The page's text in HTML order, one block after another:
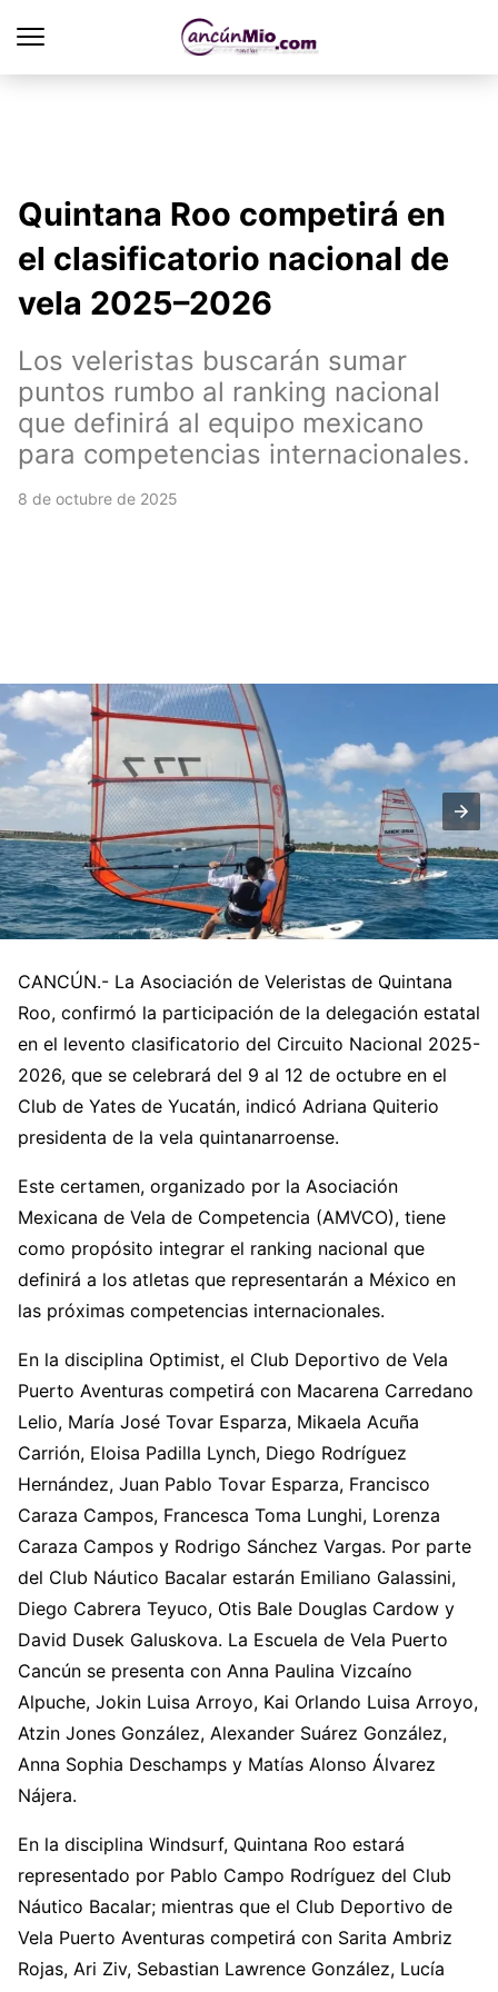
Quintana Roo competirá en
el clasificatorio nacional de
vela 2025–2026
Los veleristas buscarán sumar
puntos rumbo al ranking nacional
que definirá al equipo mexicano
para competencias internacionales.
8 de octubre de 2025
CANCÚN.- La Asociación de Veleristas de Quintana
Roo, confirmó la participación de la delegación estatal
en el levento clasificatorio del Circuito Nacional 2025-
2026, que se celebrará del 9 al 12 de octubre en el
Club de Yates de Yucatán, indicó Adriana Quiterio
presidenta de la vela quintanarroense.
Este certamen, organizado por la Asociación
Mexicana de Vela de Competencia (AMVCO), tiene
como propósito integrar el ranking nacional que
definirá a los atletas que representarán a México en
las próximas competencias internacionales.
En la disciplina Optimist, el Club Deportivo de Vela
Puerto Aventuras competirá con Macarena Carredano
Lelio, María José Tovar Esparza, Mikaela Acuña
Carrión, Eloisa Padilla Lynch, Diego Rodríguez
Hernández, Juan Pablo Tovar Esparza, Francisco
Caraza Campos, Francesca Toma Lunghi, Lorenza
Caraza Campos y Rodrigo Sánchez Vargas. Por parte
del Club Náutico Bacalar estarán Emiliano Galassini,
Diego Cabrera Teyuco, Otis Bale Douglas Cardow y
David Dusek Galuskova. La Escuela de Vela Puerto
Cancún se presenta con Anna Paulina Vizcaíno
Alpuche, Jokin Luisa Arroyo, Kai Orlando Luisa Arroyo,
Atzin Jones González, Alexander Suárez González,
Anna Sophia Deschamps y Matías Alonso Álvarez
Nájera.
En la disciplina Windsurf, Quintana Roo estará
representado por Pablo Campo Rodríguez del Club
Náutico Bacalar; mientras que el Club Deportivo de
Vela Puerto Aventuras competirá con Sarita Ambriz
Rojas, Ari Ziv, Sebastian Lawrence González, Lucía